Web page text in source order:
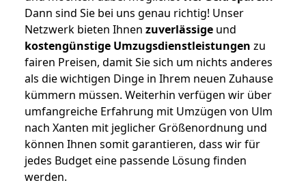
Dann sind Sie bei uns genau richtig! Unser
Netzwerk bieten Ihnen zuverlässige und
kostengünstige Umzugsdienstleistungen zu
fairen Preisen, damit Sie sich um nichts anderes
als die wichtigen Dinge in Ihrem neuen Zuhause
kümmern müssen. Weiterhin verfügen wir über
umfangreiche Erfahrung mit Umzügen von Ulm
nach Xanten mit jeglicher Größenordnung und
können Ihnen somit garantieren, dass wir für
jedes Budget eine passende Lösung finden
werden.